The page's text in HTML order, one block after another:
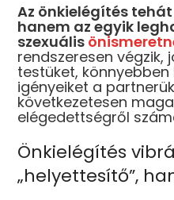
Az önkielégítés
hanem az egyik
szexuális
rendszeresen végzik,
testüket,
igényeiket a
következetesen
elégedettségről
Önkielégítés
„helyettesítő”,
838-
1 – Pántos
KOSÁRBA